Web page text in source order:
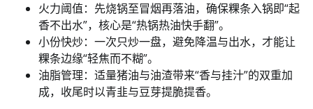
火力阈值：先烧锅至冒烟再落油，确保粿条入锅即“起
香不出水”，核心是“热锅热油快手翻”。
小份快炒：一次只炒一盘，避免降温与出水，才能让
粿条边缘“轻焦而不糊”。
油脂管理：适量猪油与油渣带来“香与挂汁”的双重加
成，收尾时以青韭与豆芽提脆提香。